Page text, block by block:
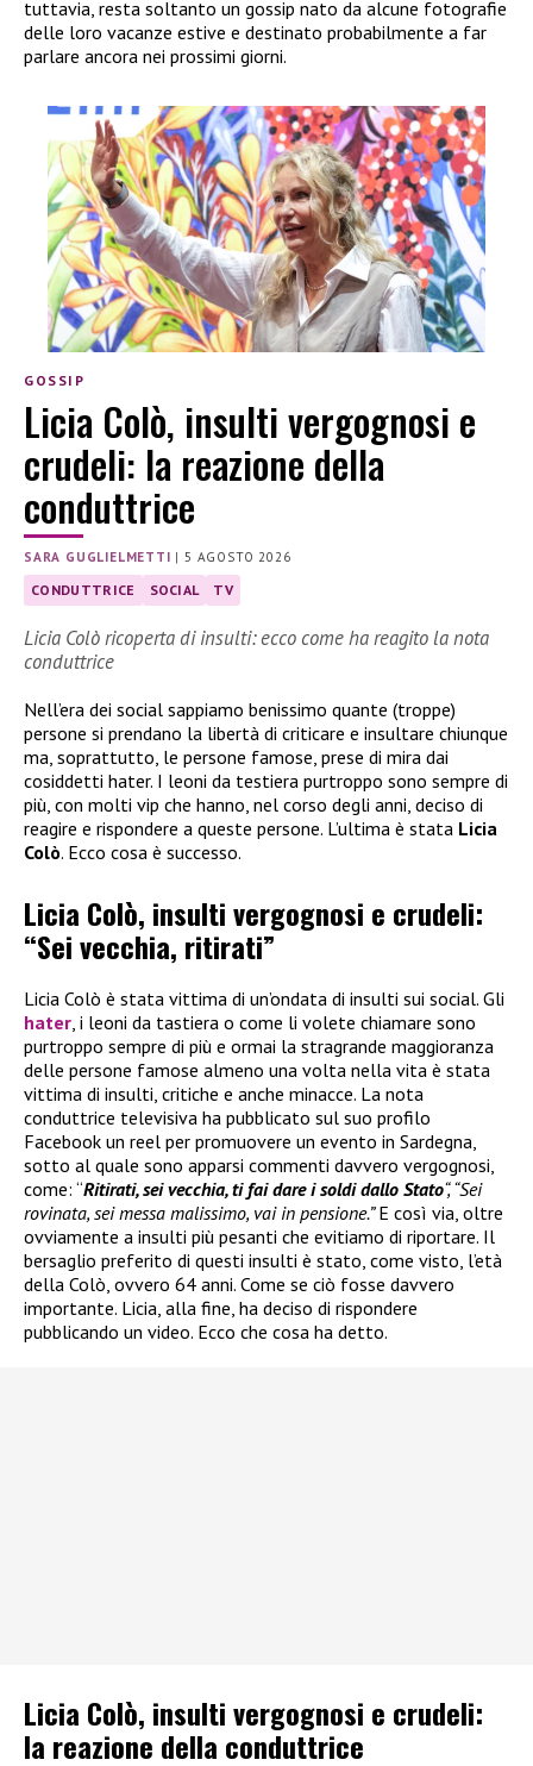
tuttavia, resta soltanto un gossip nato da alcune fotografie
delle loro vacanze estive e destinato probabilmente a far
parlare ancora nei prossimi giorni.
GOSSIP
Licia Colò, insulti vergognosi e
crudeli: la reazione della
conduttrice
SARA GUGLIELMETTI |5 AGOSTO 2026
CONDUTTRICE SOCIAL TV
Licia Colò ricoperta di insulti: ecco come ha reagito la nota
conduttrice
Nell’era dei social sappiamo benissimo quante (troppe)
persone si prendano la libertà di criticare e insultare chiunque
ma, soprattutto, le persone famose, prese di mira dai
cosiddetti hater. I leoni da testiera purtroppo sono sempre di
più, con molti vip che hanno, nel corso degli anni, deciso di
reagire e rispondere a queste persone. L’ultima è stata Licia
Colò. Ecco cosa è successo.
Licia Colò, insulti vergognosi e crudeli:
“Sei vecchia, ritirati”
Licia Colò è stata vittima di un’ondata di insulti sui social. Gli
hater , i leoni da tastiera o come li volete chiamare sono
purtroppo sempre di più e ormai la stragrande maggioranza
delle persone famose almeno una volta nella vita è stata
vittima di insulti, critiche e anche minacce. La nota
conduttrice televisiva ha pubblicato sul suo profilo
Facebook un reel per promuovere un evento in Sardegna,
sotto al quale sono apparsi commenti davvero vergognosi,
come: “Ritirati, sei vecchia, ti fai dare i soldi dallo Stato“, “Sei
rovinata, sei messa malissimo, vai in pensione.”E così via, oltre
ovviamente a insulti più pesanti che evitiamo di riportare. Il
bersaglio preferito di questi insulti è stato, come visto, l’età
della Colò, ovvero 64 anni. Come se ciò fosse davvero
importante. Licia, alla fine, ha deciso di rispondere
pubblicando un video. Ecco che cosa ha detto.
Licia Colò, insulti vergognosi e crudeli:
la reazione della conduttrice